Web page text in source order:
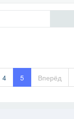
4 5 Вперёд